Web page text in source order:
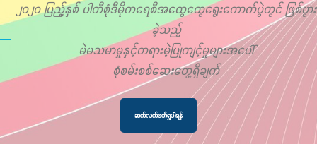
၂၀၂၀ ပြည့်နှစ် ပါတီစုံဒီမိုကရေစီအထွေထွေရွေးကောက်ပွဲတွင် ဖြစ်ပွား
ခဲ့သည့်
မဲမသမာမှုနှင့်တရားမဲ့ပြုကျင့်မှုများအပေါ်
စုံစမ်းစစ်ဆေးတွေ့ရှိချက်
ဆက်လက်ဖတ်ရှုပါရန်